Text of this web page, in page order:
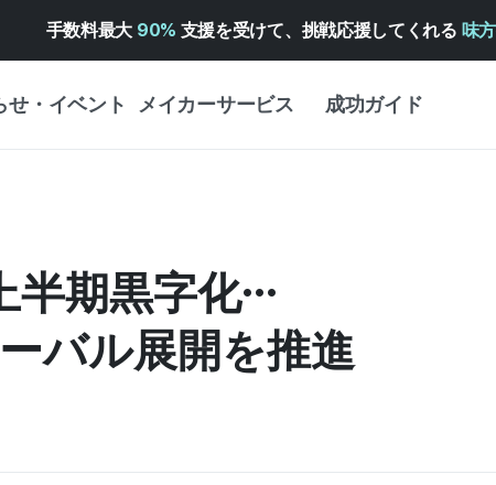
手数料最大 90% 支援を受けて、挑戦応援してくれる 味
せ・イベント メイカーサービス 成功ガイド
ース
レンダー
ィセンター
ヘルプセンター ↗︎
WADIZアワード ↗︎
FOR GLOBAL MAKER
半期黒字化…
バル展開を推進